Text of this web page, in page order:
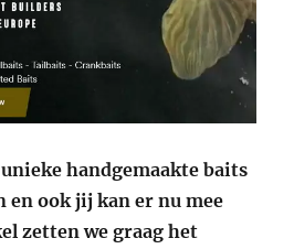
handgemaakte baits
ook jij kan er nu mee
zetten we graag het